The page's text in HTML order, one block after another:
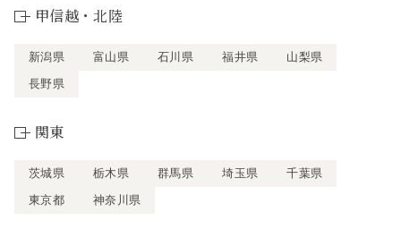
甲信越・北陸
新潟県 富山県 石川県 福井県
山梨県
長野県
関東
茨城県 栃木県 群馬県 埼玉県
千葉県
東京都
神奈川県